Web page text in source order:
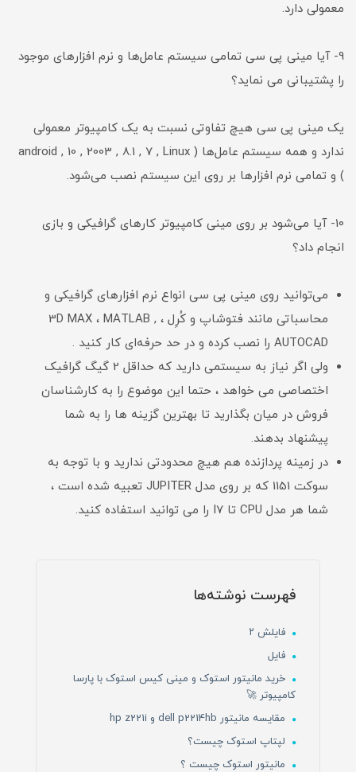
معمولی دارد.
9- آیا مینی پی سی تمامی سیستم عامل‌ها و نرم افزار‌های موجود
را پشتیبانی می نماید؟
یک مینی پی سی هیچ تفاوتی نسبت به یک کامپیوتر معمولی
ندارد و همه سیستم عامل‌ها ( android , 10 , 2003 , 8.1 , 7 , Linux
) و تمامی نرم افزارها بر روی این سیستم نصب می‌شود.
10- آیا می‌شود بر روی مینی کامپیوتر کارهای گرافیکی و بازی
انجام داد؟
می‌توانید روی مینی پی سی انواع نرم افزارهای گرافیکی و
محاسباتی مانند فتوشاپ و کُرِل ، 3D MAX ، MATLAB ,
AUTOCAD را نصب کرده و در حد حرفه‌ای کار کنید .
ولی اگر نیاز به سیستمی دارید که حداقل 2 گیگ گرافیک
اختصاصی می خواهد ، حتما این موضوع را به کارشناسان
فروش در میان بگذارید تا بهترین گزینه ها را به شما
پیشنهاد بدهند.
در زمینه پردازنده هم هیچ محدودتی ندارید و با توجه به
سوکت 1151 که بر روی مدل JUPITER تعبیه شده است ،
شما هر مدل CPU تا I7 را می توانید استفاده کنید.
فهرست نوشته‌ها
فایلش ۲
فایل
خرید مانیتور استوک و مینی کیس استوک با پارسا
کامپیوتر 🚀
مقایسه مانیتور dell p2214hb و hp z221i
لپتاپ استوک چیست؟
مانیتور استوک چیست ؟